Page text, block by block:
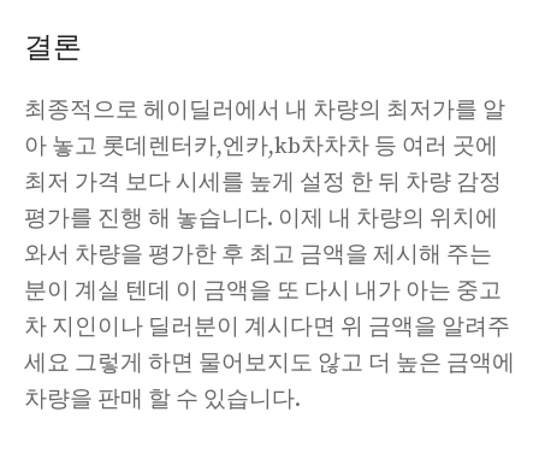
결론
최종적으로 헤이딜러에서 내 차량의 최저가를 알
아 놓고 롯데렌터카,엔카,kb차차차 등 여러 곳에
최저 가격 보다 시세를 높게 설정 한 뒤 차량 감정
평가를 진행 해 놓습니다. 이제 내 차량의 위치에
와서 차량을 평가한 후 최고 금액을 제시해 주는
분이 계실 텐데 이 금액을 또 다시 내가 아는 중고
차 지인이나 딜러분이 계시다면 위 금액을 알려주
세요 그렇게 하면 물어보지도 않고 더 높은 금액에
차량을 판매 할 수 있습니다.